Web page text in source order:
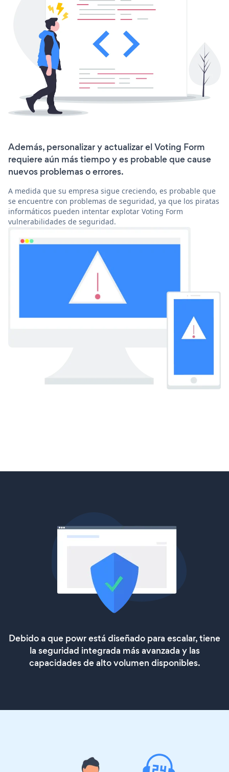
Además, personalizar y actualizar el Voting Form
requiere aún más tiempo y es probable que cause
nuevos problemas o errores.
A medida que su empresa sigue creciendo, es probable que
se encuentre con problemas de seguridad, ya que los piratas
informáticos pueden intentar explotar Voting Form
vulnerabilidades de seguridad.
Debido a que powr está diseñado para escalar, tiene
la seguridad integrada más avanzada y las
capacidades de alto volumen disponibles.